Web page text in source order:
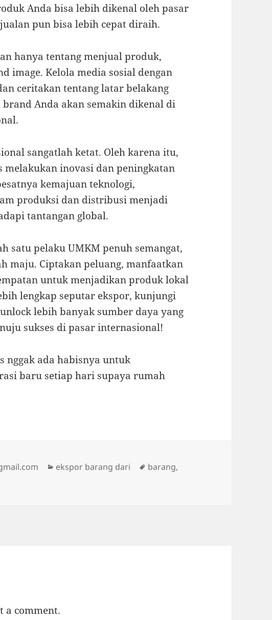
Anda bisa lebih dikenal oleh pasar
pun bisa lebih cepat diraih.
hanya tentang menjual produk,
image. Kelola media sosial dengan
ceritakan tentang latar belakang
Anda akan semakin dikenal di
sangatlah ketat. Oleh karena itu,
melakukan inovasi dan peningkatan
kemajuan teknologi,
produksi dan distribusi menjadi
tantangan global.
satu pelaku UMKM penuh semangat,
maju. Ciptakan peluang, manfaatkan
untuk menjadikan produk lokal
lengkap seputar ekspor, kunjungi
lebih banyak sumber daya yang
sukses di pasar internasional!
nggak ada habisnya untuk
baru setiap hari supaya rumah
Categories
ekspor barang dari Tags
barang,
a comment.